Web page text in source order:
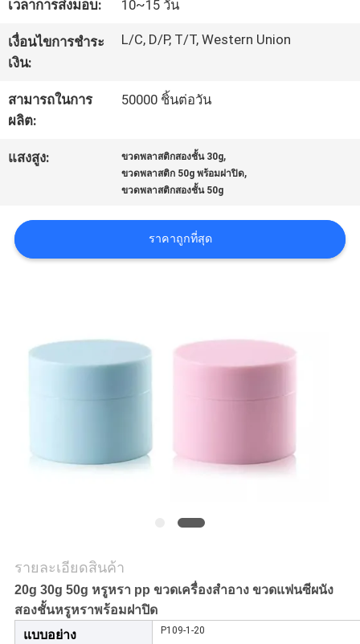
แผนผัง
เว็บไซต์
PRIVACY
เวลาการส่งมอบ: 10~15 วัน
เงื่อนไขการชำระ
เงิน:
L/C, D/P, T/T, Western Union
สามารถในการ
ผลิต:
50000 ชิ้นต่อวัน
แสงสูง: ขวดพลาสติกสองชั้น 30g,
ขวดพลาสติก 50g พร้อมฝาปิด,
ขวดพลาสติกสองชั้น 50g
ราคาถูกที่สุด
รายละเอียดสินค้า
20g 30g 50g หรูหรา pp ขวดเครื่องสำอาง ขวดแฟนซีผนัง
สองชั้นหรูหราพร้อมฝาปิด
แบบอย่าง P109-1-20